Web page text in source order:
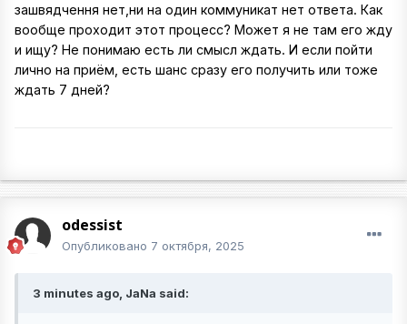
зашвядчення нет,ни на один коммуникат нет ответа. Как
вообще проходит этот процесс? Может я не там его жду
и ищу? Не понимаю есть ли смысл ждать. И если пойти
лично на приём, есть шанс сразу его получить или тоже
ждать 7 дней?
odessist
Опубликовано 7 октября, 2025
3 minutes ago, JaNa said: